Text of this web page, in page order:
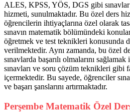
ALES, KPSS, YÖS, DGS gibi
hizmeti, sunulmaktadır. Bu özel ders
öğrencilerin ihtiyaçlarına özel olarak
sınavın matematik bölümündeki
öğretmek ve test teknikleri konusunda
verilmektedir. Aynı zamanda, bu özel
sınavlarda başarılı olmalarını
sınavları ve soru çözüm teknikleri gibi
içermektedir. Bu sayede, öğrenciler
ve başarı şanslarını artırmaktadır.
Perşembe Matematik Özel